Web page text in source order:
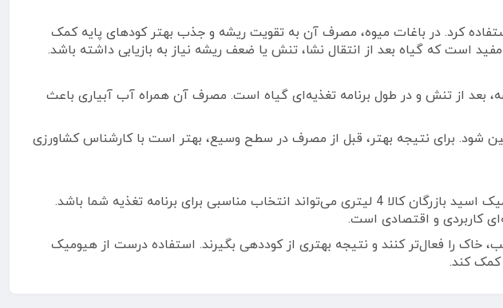
سبزی و صیفی استفاده کرد. در باغات میوه، مصرف آن به تقویت ریشه و جذب بهتر کودهای پایه کمک
است که گیاه بعد از انتقال نشا، تنش یا ضعف ریشه نیاز به بازیابی داشته باشد.
بعد از تنش و در طول برنامه تغذیه‌ای گیاه است. مصرف آن همراه آب آبیاری باعث
شود. برای نتیجه بهتر، قبل از مصرف در سطح وسیع، بهتر است با کارشناس کشاورزی
اگر به دنبال محصولی برای تقویت ریشه، اصلاح خاک، افزایش جذب کود و بهبود رشد گیاه هستید، هیومیک اسید بازرگان کالا 4 لیتری می‌تواند انتخاب مناسبی برای برنامه تغذیه شما باشد.
کاربردی و اقتصادی است.
خاک را فعال‌تر کنند و نتیجه بهتری از کوددهی بگیرند. استفاده درست از هیومیک
کمک کند.